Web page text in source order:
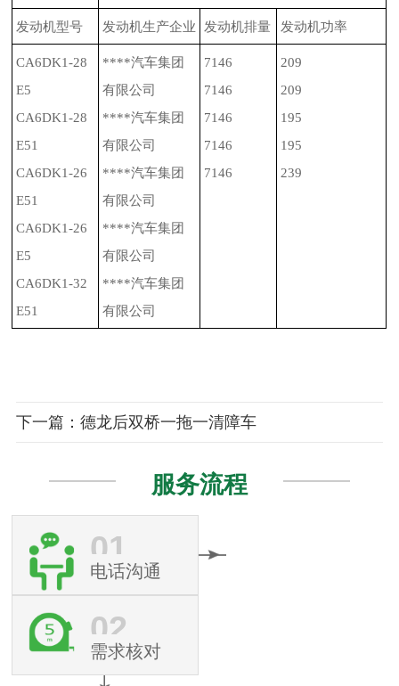
发动机型号 发动机生产企业 发动机排量 发动机功率
CA6DK1-28
E5
CA6DK1-28
E51
CA6DK1-26
E51
CA6DK1-26
E5
CA6DK1-32
E51
****汽车集团
有限公司
****汽车集团
有限公司
****汽车集团
有限公司
****汽车集团
有限公司
****汽车集团
有限公司
7146
7146
7146
7146
7146
209
209
195
195
239
下一篇：德龙后双桥一拖一清障车
服务流程
01
电话沟通
02
需求核对